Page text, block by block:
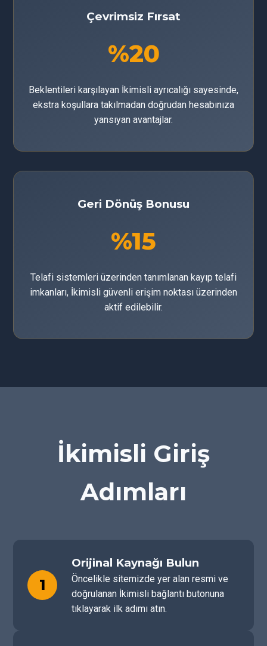
Çevrimsiz Fırsat
%20
Beklentileri karşılayan İkimisli ayrıcalığı sayesinde,
ekstra koşullara takılmadan doğrudan hesabınıza
yansıyan avantajlar.
Geri Dönüş Bonusu
%15
Telafi sistemleri üzerinden tanımlanan kayıp telafi
imkanları, İkimisli güvenli erişim noktası üzerinden
aktif edilebilir.
İkimisli Giriş
Adımları
1
Orijinal Kaynağı Bulun
Öncelikle sitemizde yer alan resmi ve
doğrulanan İkimisli bağlantı butonuna
tıklayarak ilk adımı atın.